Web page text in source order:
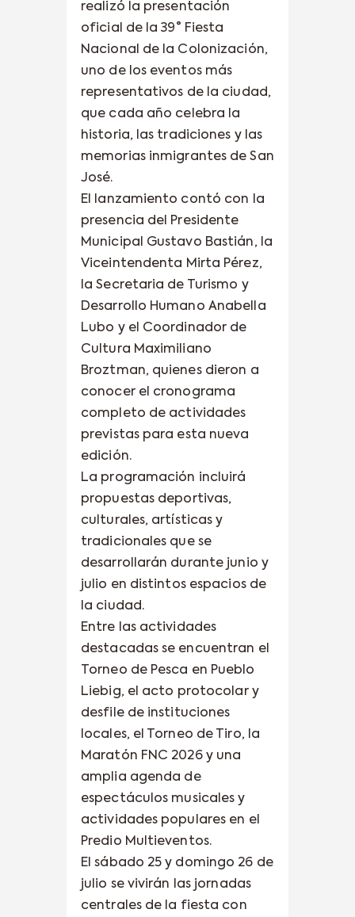
realizó la presentación
oficial de la 39° Fiesta
Nacional de la Colonización,
uno de los eventos más
representativos de la ciudad,
que cada año celebra la
historia, las tradiciones y las
memorias inmigrantes de San
José.
El lanzamiento contó con la
presencia del Presidente
Municipal Gustavo Bastián, la
Viceintendenta Mirta Pérez,
la Secretaria de Turismo y
Desarrollo Humano Anabella
Lubo y el Coordinador de
Cultura Maximiliano
Broztman, quienes dieron a
conocer el cronograma
completo de actividades
previstas para esta nueva
edición.
La programación incluirá
propuestas deportivas,
culturales, artísticas y
tradicionales que se
desarrollarán durante junio y
julio en distintos espacios de
la ciudad.
Entre las actividades
destacadas se encuentran el
Torneo de Pesca en Pueblo
Liebig, el acto protocolar y
desfile de instituciones
locales, el Torneo de Tiro, la
Maratón FNC 2026 y una
amplia agenda de
espectáculos musicales y
actividades populares en el
Predio Multieventos.
El sábado 25 y domingo 26 de
julio se vivirán las jornadas
centrales de la fiesta con